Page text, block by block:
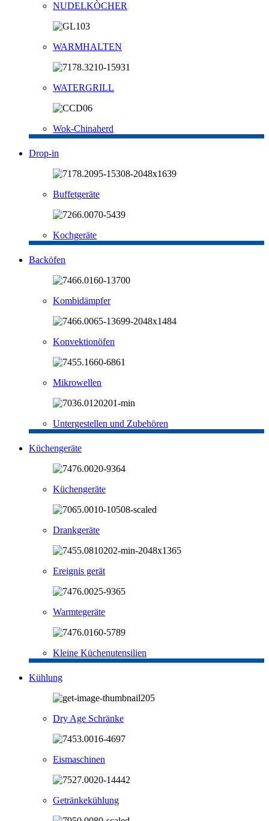
NUDELKÒCHER
WARMHALTEN
WATERGRILL
Wok-Chinaherd
Drop-in
Buffetgeräte
Kochgeräte
Backöfen
Kombidämpfer
Konvektionöfen
Mikrowellen
Untergestellen und Zubehören
Küchengeräte
Küchengeräte
Drankgeräte
Ereignis gerät
Warmtegeräte
Kleine Küchenutensilien
Kühlung
Dry Age Schränke
Eismaschinen
Getränkekühlung